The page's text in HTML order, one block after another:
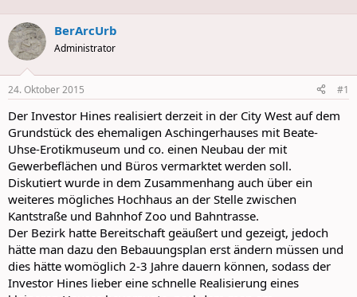
BerArcUrb
Administrator
24. Oktober 2015 #1
Der Investor Hines realisiert derzeit in der City West auf dem
Grundstück des ehemaligen Aschingerhauses mit Beate-
Uhse-Erotikmuseum und co. einen Neubau der mit
Gewerbeflächen und Büros vermarktet werden soll.
Diskutiert wurde in dem Zusammenhang auch über ein
weiteres mögliches Hochhaus an der Stelle zwischen
Kantstraße und Bahnhof Zoo und Bahntrasse.
Der Bezirk hatte Bereitschaft geäußert und gezeigt, jedoch
hätte man dazu den Bebauungsplan erst ändern müssen und
dies hätte womöglich 2-3 Jahre dauern können, sodass der
Investor Hines lieber eine schnelle Realisierung eines